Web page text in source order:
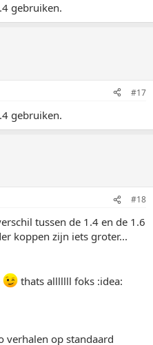
gebruiken.
#17
gebruiken.
#18
tussen de 1.4 en de 1.6
koppen zijn iets groter...
thats alllllll foks :idea:
verhalen op standaard